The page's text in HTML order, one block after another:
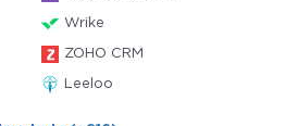
Wrike
ZOHO CRM
Leeloo